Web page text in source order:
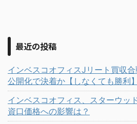
最近の投稿
インベスコオフィスJリート買収
公開化で決着か【しなくても勝利】
インベスコオフィス、スターウッ
資口価格への影響は？